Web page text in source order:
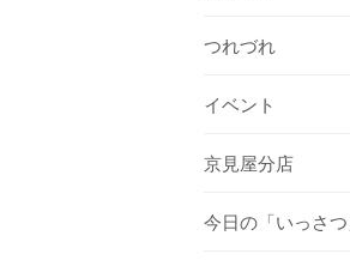
つれづれ
イベント
京見屋分店
今日の「いっさつ